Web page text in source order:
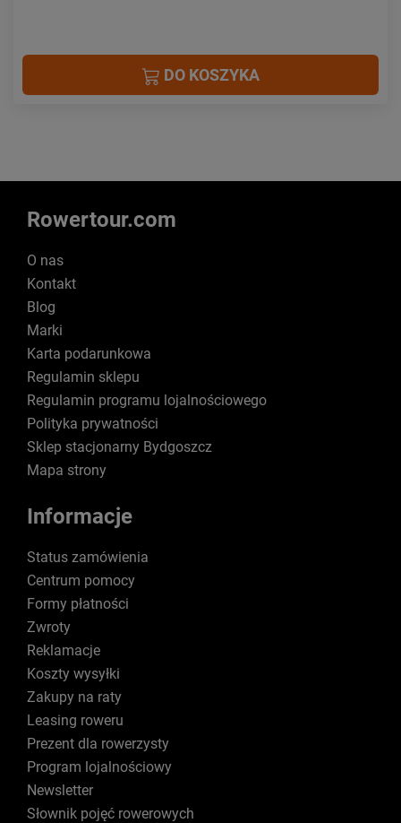
DO KOSZYKA
Rowertour.com
O nas
Kontakt
Blog
Marki
Karta podarunkowa
Regulamin sklepu
Regulamin programu lojalnościowego
Polityka prywatności
Sklep stacjonarny Bydgoszcz
Mapa strony
Informacje
Status zamówienia
Centrum pomocy
Formy płatności
Zwroty
Reklamacje
Koszty wysyłki
Zakupy na raty
Leasing roweru
Prezent dla rowerzysty
Program lojalnościowy
Newsletter
Słownik pojęć rowerowych